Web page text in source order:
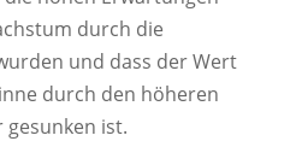
durch die
und dass der Wert
durch den höheren
ist.